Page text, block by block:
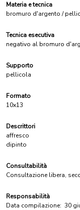
Materia e tecnica
bromuro d'argento /
Tecnica esecutiva
negativo al bromuro
Supporto
pellicola
Formato
10x13
Descrittori
affresco
dipinto
Consultabilità
Consultazione libera,
Responsabilità
Data compilazione: 30